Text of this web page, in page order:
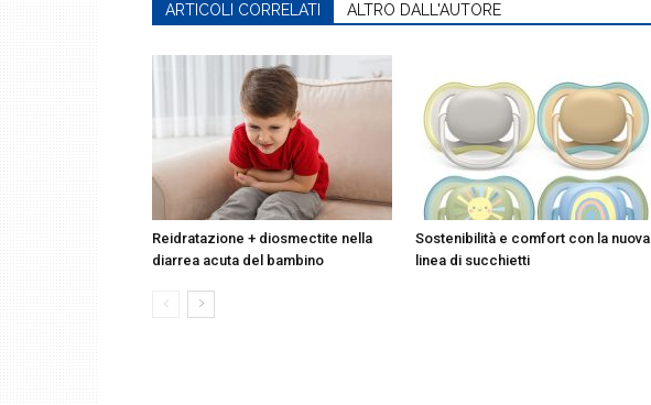
ARTICOLI CORRELATI ALTRO DALL'AUTORE
Reidratazione + diosmectite nella
diarrea acuta del bambino
Sostenibilità e comfort con la nuova
linea di succhietti